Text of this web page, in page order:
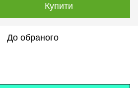
Купити
До обраного